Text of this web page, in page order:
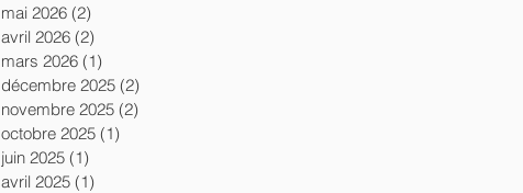
mai 2026 (2)
avril 2026 (2)
mars 2026 (1)
décembre 2025 (2)
novembre 2025 (2)
octobre 2025 (1)
juin 2025 (1)
avril 2025 (1)